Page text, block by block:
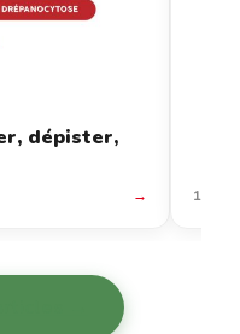
dépister,
→ 12